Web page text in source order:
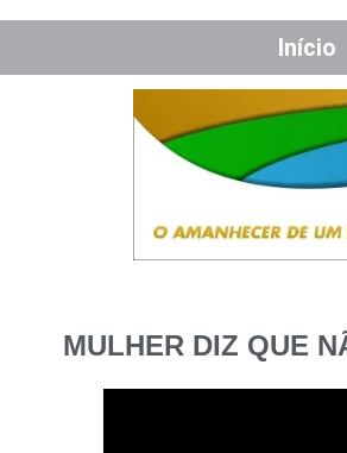
Início
MULHER DIZ QUE